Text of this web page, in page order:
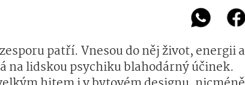
patří. Vnesou do něj život, energii a
na lidskou psychiku blahodárný účinek.